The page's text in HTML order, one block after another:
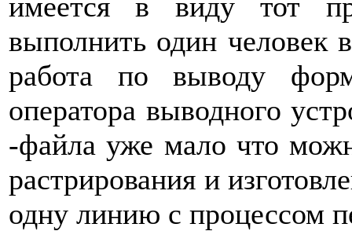
выполнить один человек
работа по выводу
оператора выводного
-файла уже мало что
растрирования и
одну линию с процессом